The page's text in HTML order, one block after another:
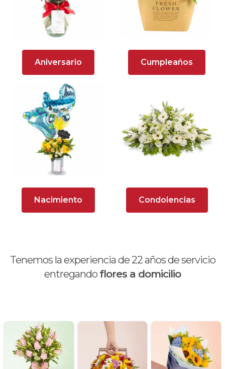
Aniversario Cumpleaños
Nacimiento Condolencias
Tenemos la experiencia de 22años de servicio
entregando flores a domicilio
Arreglos florales en tono naranja
Arreglos Florales para Aniversario
Arreglos florales para dar agradecimiento
Arreglos Florales para Defunciones
Arreglos Florales para Eventos
Arreglos florales románticos
Arreglos rosados
Día de la madre
Flores y Regalos de Navidad
Gerberas